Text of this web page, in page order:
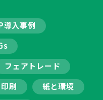
導入事例
フェアトレード
刷
紙と環境